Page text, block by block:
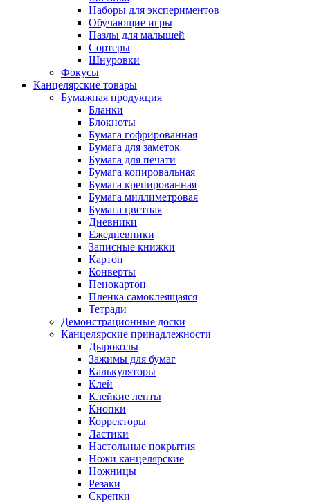
Наборы для экспериментов
Обучающие игры
Пазлы для малышей
Сортеры
Шнуровки
Фокусы
Канцелярские товары
Бумажная продукция
Бланки
Блокноты
Бумага гофрированная
Бумага для заметок
Бумага для печати
Бумага копировальная
Бумага крепированная
Бумага миллиметровая
Бумага цветная
Дневники
Ежедневники
Записные книжки
Картон
Конверты
Пенокартон
Пленка самоклеящаяся
Тетради
Демонстрационные доски
Канцелярские принадлежности
Дыроколы
Зажимы для бумаг
Калькуляторы
Клей
Клейкие ленты
Кнопки
Корректоры
Ластики
Настольные покрытия
Ножи канцелярские
Ножницы
Резаки
Скрепки